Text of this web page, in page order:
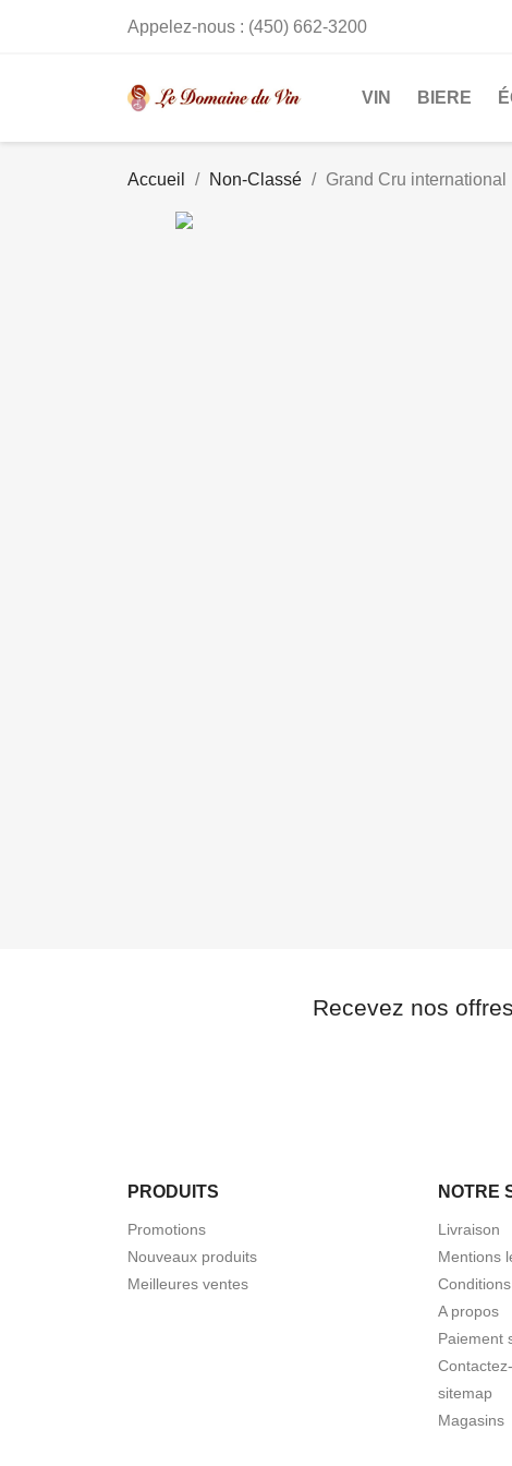
Appelez-nous : (450) 662-3200
VIN BIERE
Accueil Non-Classé Grand Cru international
Recevez nos
PRODUITS
Promotions
Nouveaux produits
Meilleures ventes
NOTRE
Livraison
Mentions
A propos
Paiement
sitemap
Magasins